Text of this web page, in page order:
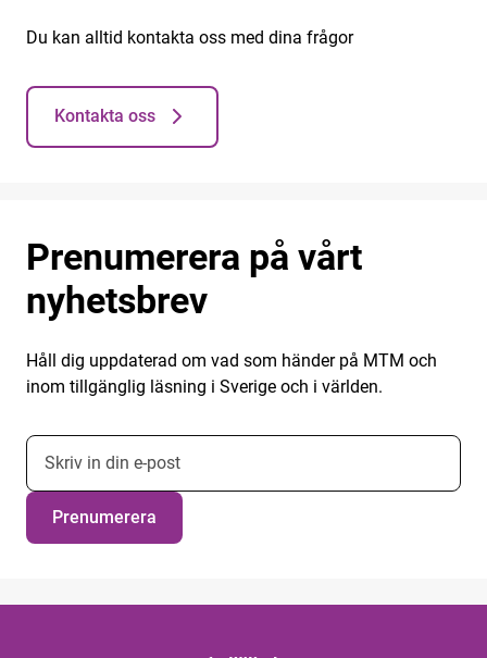
Du kan alltid kontakta oss med dina frågor
Kontakta oss
Prenumerera på vårt
nyhetsbrev
Håll dig uppdaterad om vad som händer på MTM och
inom tillgänglig läsning i Sverige och i världen.
E-postadress nyhetsbrevsprenumeration
Prenumerera